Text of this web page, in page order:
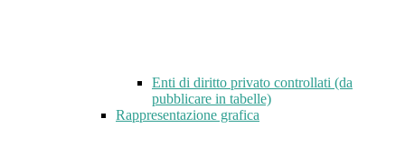
Enti di diritto privato controllati (da
pubblicare in tabelle)
Rappresentazione grafica